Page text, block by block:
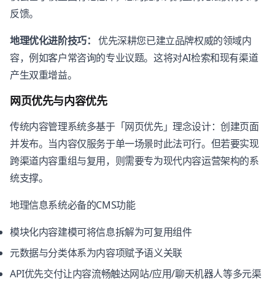
反馈。
地理优化进阶技巧： 优先深耕您已建立品牌权威的领域内
容，例如客户常咨询的专业议题。这将对AI检索和现有渠道
产生双重增益。
网页优先与内容优先
传统内容管理系统多基于「网页优先」理念设计：创建页面
并发布。当内容仅服务于单一场景时此法可行。但若要实现
跨渠道内容重组与复用，则需要专为现代内容运营架构的系
统支撑。
地理信息系统必备的CMS功能
模块化内容建模可将信息拆解为可复用组件
元数据与分类体系为内容项赋予语义关联
API优先交付让内容流畅触达网站/应用/聊天机器人等多元渠